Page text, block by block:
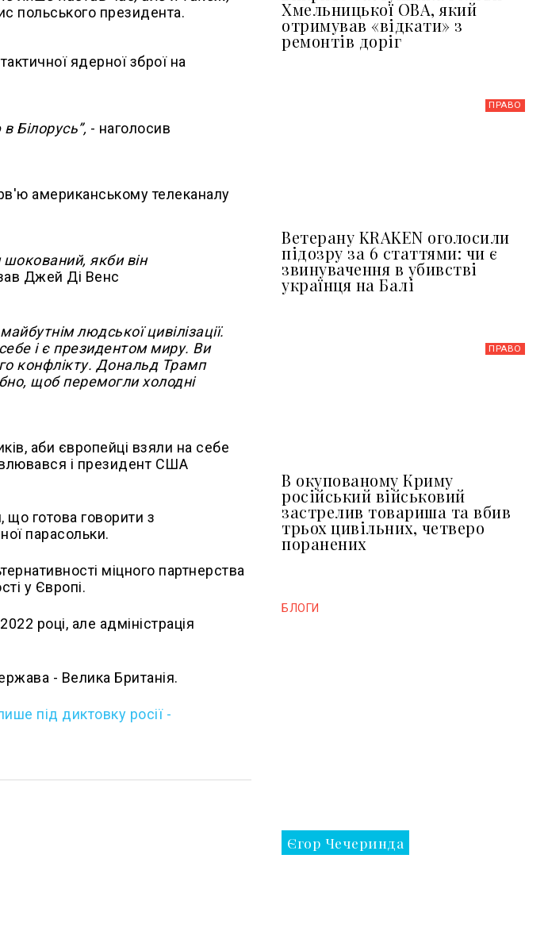
польського президента.
ядерної зброї на
Білорусь”, - наголосив
американському телеканалу
якби він
Джей Ді Венс
людської цивілізації.
і є президентом миру. Ви
конфлікту. Дональд Трамп
щоб перемогли холодні
аби європейці взяли на себе
і президент США
готова говорити з
парасольки.
міцного партнерства
у Європі.
році, але адміністрація
- Велика Британія.
під диктовку росії -
Хмельницької ОВА, який
отримував «відкати» з
ремонтів доріг
ПРАВО
Ветерану KRAKEN оголосили
підозру за 6 статтями: чи є
звинувачення в убивстві
українця на Балі
ПРАВО
В окупованому Криму
російський військовий
застрелив товариша та вбив
трьох цивільних, четверо
поранених
БЛОГИ
Єгор Чечеринда